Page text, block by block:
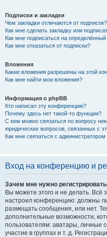
Подписки и закладки
Чем закладки отличаются от подписок?
Как мне сделать закладку или
Как мне подписаться на
Как мне отказаться от подписки?
Вложения
Какие вложения разрешены на этой
Как мне найти мои вложения?
Информация о phpBB
Кто написал эту конференцию?
Почему здесь нет такой-то функции?
С кем можно связаться по вопросу
юридических вопросов, связанных с
Как мне связаться с
Вход на конференцию и
Зачем мне нужно
Вы можете этого и не делать. Всё
настроил конференцию: должны
размещать сообщения, или нет.
дополнительные возможности,
пользователям: аватары, личные
участие в группах и т. д.